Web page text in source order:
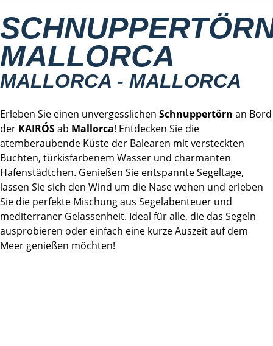
MALLORCA
MALLORCA - MALLORCA
Erleben Sie einen unvergesslichen Schnuppertörn an Bord
der KAIRÓSab Mallorca! Entdecken Sie die
atemberaubende Küste der Balearen mit versteckten
Buchten, türkisfarbenem Wasser und charmanten
Hafenstädtchen. Genießen Sie entspannte Segeltage,
lassen Sie sich den Wind um die Nase wehen und erleben
Sie die perfekte Mischung aus Segelabenteuer und
mediterraner Gelassenheit. Ideal für alle, die das Segeln
ausprobieren oder einfach eine kurze Auszeit auf dem
Meer genießen möchten!